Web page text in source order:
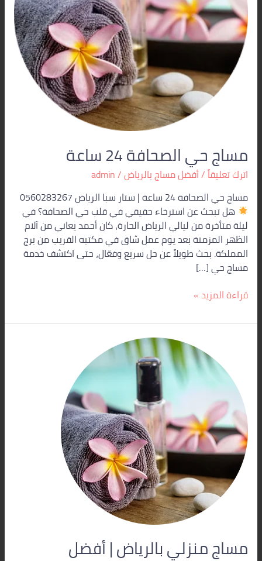
مساج حي الصحافة 24 ساعة
اترك تعليقاً/أفضل مساج بالرياض/
admin
مساج حي الصحافة 24 ساعة | ستار سبا الرياض 0560283267
هل تبحث عن استرخاء حقيقي في قلب حي الصحافة؟ في
ليلة متأخرة من ليالي الرياض الحارة، كان أحمد يعاني من آلام
الظهر المزمنة بعد يوم عمل شاق في مكتبه القريب من برج
المملكة. بحث طويلاً عن حل سريع وفعّال، حتى اكتشف خدمة
مساج حي […]
قراءة المزيد »
مساج منزلي بالرياض | أفضل
بالرياض
أفضل
معالجي
المساج
بلمسة
احترافية